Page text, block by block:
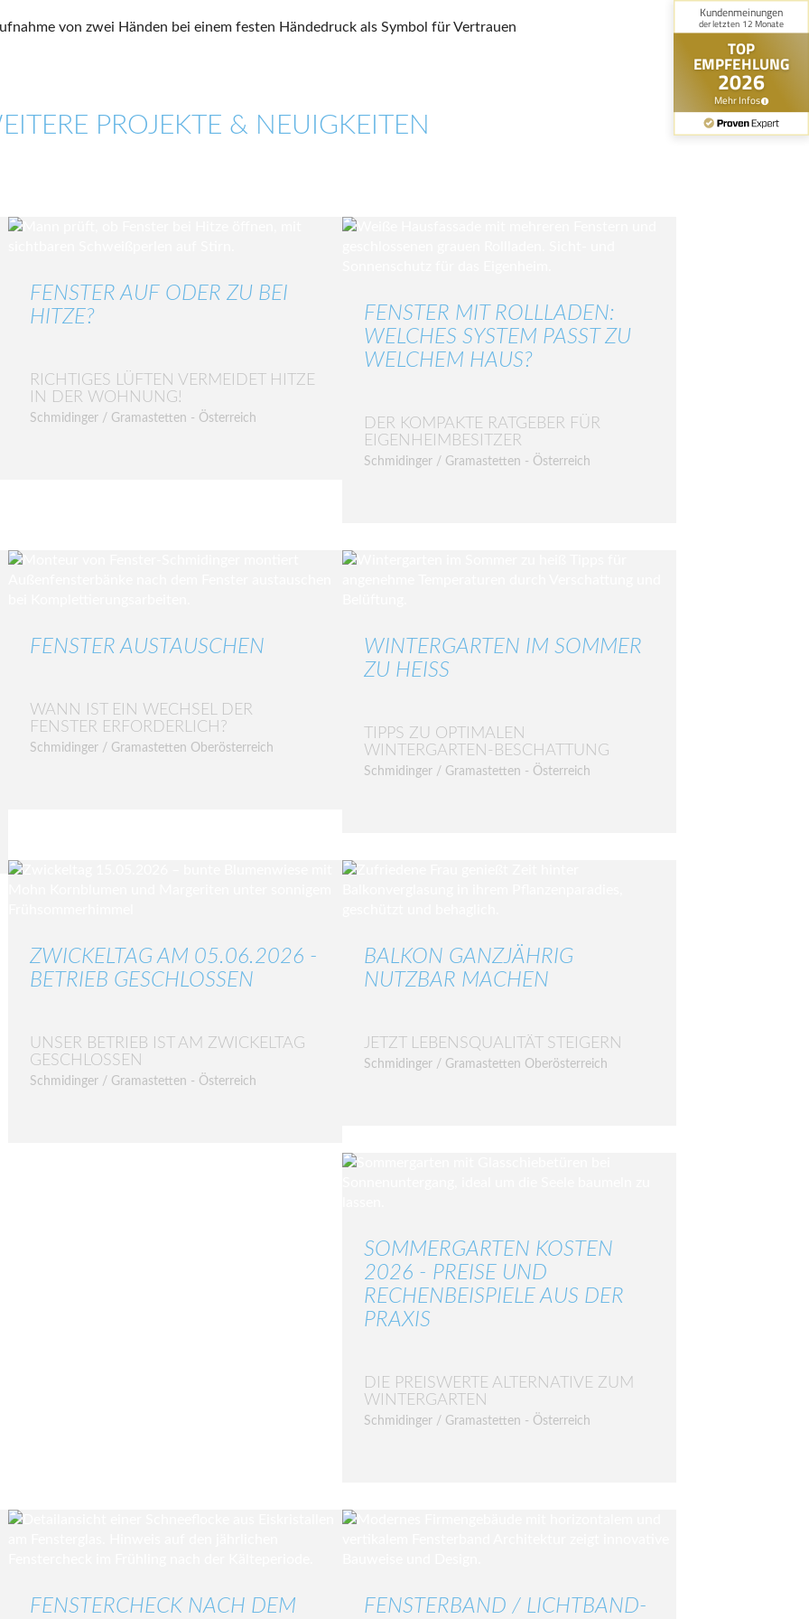
PROJEKTE & NEUIGKEITEN
FENSTER AUF ODER ZU BEI
HITZE?
RICHTIGES LÜFTEN VERMEIDET HITZE
IN DER WOHNUNG!
Schmidinger / Gramastetten - Österreich
FENSTER MIT ROLLLADEN:
WELCHES SYSTEM PASST ZU
WELCHEM HAUS?
DER KOMPAKTE RATGEBER FÜR
EIGENHEIMBESITZER
Schmidinger / Gramastetten - Österreich
FENSTER AUSTAUSCHEN
WANN IST EIN WECHSEL DER
FENSTER ERFORDERLICH?
Schmidinger / Gramastetten Oberösterreich
WINTERGARTEN IM SOMMER
ZU HEISS
TIPPS ZU OPTIMALEN
WINTERGARTEN-BESCHATTUNG
Schmidinger / Gramastetten - Österreich
ZWICKELTAG AM 05.06.2026 -
BETRIEB GESCHLOSSEN
UNSER BETRIEB IST AM ZWICKELTAG
GESCHLOSSEN
Schmidinger / Gramastetten - Österreich
BALKON GANZJÄHRIG
NUTZBAR MACHEN
JETZT LEBENSQUALITÄT STEIGERN
Schmidinger / Gramastetten Oberösterreich
SOMMERGARTEN KOSTEN
2026 - PREISE UND
RECHENBEISPIELE AUS DER
PRAXIS
DIE PREISWERTE ALTERNATIVE ZUM
WINTERGARTEN
Schmidinger / Gramastetten - Österreich
FENSTERCHECK NACH DEM FENSTERBAND / LICHTBAND-